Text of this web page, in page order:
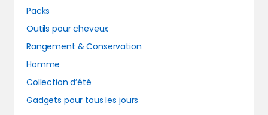
Packs
Outils pour cheveux
Rangement & Conservation
Homme
Collection d’été
Gadgets pour tous les jours